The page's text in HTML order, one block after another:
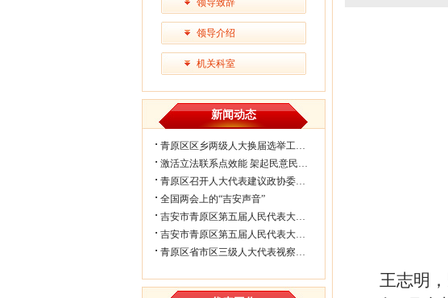
领导致辞
领导介绍
机关科室
新闻动态
青原区区乡两级人大换届选举工作会议...
激活立法联系点效能 架起民意民生连...
青原区召开人大代表建议政协委员提案...
全国两会上的“吉安声音”
吉安市青原区第五届人民代表大会第七...
吉安市青原区第五届人民代表大会第七...
青原区省市区三级人大代表视察民生实...
王志明，